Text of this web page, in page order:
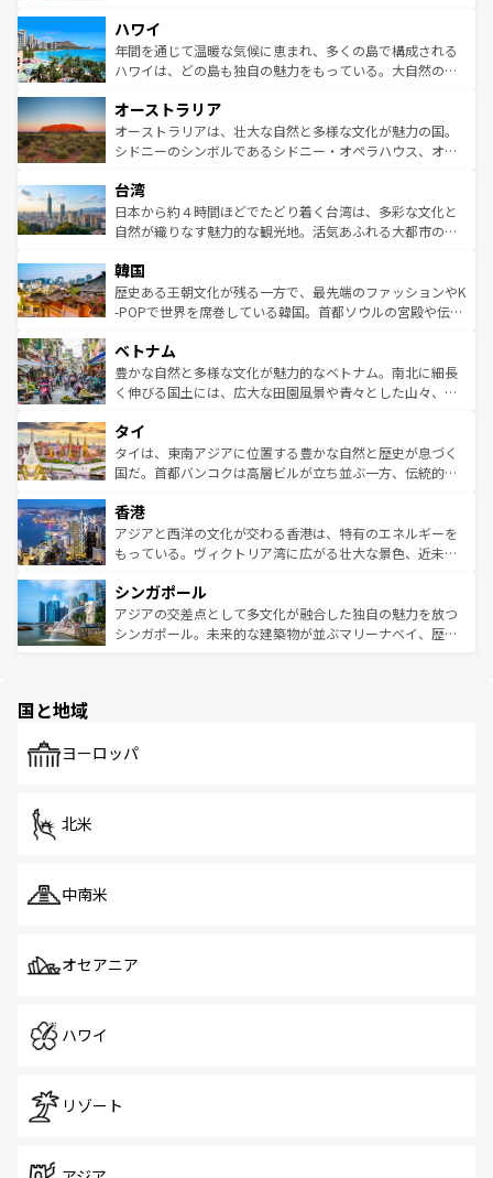
ば市内交通費無料で観光を楽しむこともできる。 なお、新
着のスイス情報はコンテンツ一覧 を参照してほしい。
のような巨大都市は、観光、ショッピング、エンターテイ
ンメントが詰まった刺激的なスポットだ。一方、アメリカ
西部には大自然が広がり、グランドキャニオンやイエロー
部のニューオーリンズでは、音楽と美食が融合した独特の
文化が魅力。旅行者はアメリカの各地域で異なる魅力を楽
しみながら、その多様性と豊かな歴史を感じることができ
ならではの贅沢な旅のスタイルだ。 なお、新着のアメリカ
情報はコンテンツ一覧を参照してほしい。
ハワイ
年間を通じて温暖な気候に恵まれ、多くの島で構成される
ハワイは、どの島も独自の魅力をもっている。大自然の神
ワイ島は見逃せない。また、定番の観光地といえばオアフ
島だが、静かな自然を求めるならマウイ島やカウアイ島が
おすすめ。エメラルドグリーンに輝く海をはじめ、豊かな
れるおもてなしの心で訪れる人々を迎えてくれるハワイの
人々、おいしいローカルフードやハワイアンミュージッ
ク、伝統的なフラダンスなど、すべてがハワイの魅力を彩
ワイを、存分に味わってほしい。 なお、新着のハワイ情報
はコンテンツ一覧を参照してほしい。
オーストラリア
オーストラリアは、壮大な自然と多様な文化が魅力の国。
シドニーのシンボルであるシドニー・オペラハウス、オー
リアリーフや大陸中央部にそびえるウルル（エアーズロッ
ク）、タスマニアの美しい原生林やケアンズの熱帯雨林な
ど、見どころがたくさん。また、カフェやワイン、オージ
いる。アクティビティも充実しており、サーフィンやダイ
ビング、ハイキングなど、アウトドア好きにはたまらな
い。オーストラリアの多彩な魅力を存分に味わいつくそ
参照してほしい。
台湾
日本から約４時間ほどでたどり着く台湾は、多彩な文化と
自然が織りなす魅力的な観光地。活気あふれる大都市の台
ン）、静ひつな山岳地帯である台湾東部など、都市の喧騒
と山間の静けさが共存しており、訪れる人に新しい発見と
驚きをもたらしてくれる。また、奥深い台湾の食文化も魅
容にもいいと評判のスイーツなど、バラエティ豊かな料理
が味わえる。 なお、新着の台湾情報は コンテンツ一覧を参
照してほしい。
韓国
歴史ある王朝文化が残る一方で、最先端のファッションやK
-POPで世界を席巻している韓国。首都ソウルの宮殿や伝統
き、地方に足を延ばせば四季折々の自然美を楽しむことが
できる。そして、キムチや焼肉、絶品のストリートフード
まで、さまざまな韓国料理が待っている。夜には、韓国な
リティに包まれながら、韓国の多彩な魅力を心ゆくまで味
わってみてほしい。 なお、新着の韓国情報はコンテンツ一
覧を参照してほしい。
ベトナム
豊かな自然と多様な文化が魅力的なベトナム。南北に細長
く伸びる国土には、広大な田園風景や青々とした山々、世
急速な発展と共に伝統が息づく。ハノイの古い町並みやホ
ーチミン市のフランス統治時代の建物も、独特の雰囲気を
醸し出している。また、バラエティの豊かさとおいしさで
とつ。フォーやバインミー、ベトナムコーヒーなどは、ぜ
ひ現地で味わいたい。どの地域を訪れてもあたたかい人々
が旅行者を迎えてくれるので、きっと忘れられない旅にな
参照してほしい。
タイ
タイは、東南アジアに位置する豊かな自然と歴史が息づく
国だ。首都バンコクは高層ビルが立ち並ぶ一方、伝統的な
の活気が交差している。北部ではチェンマイなどの山岳地
帯で自然と触れ合い、南部ではプーケットやクラビの美し
いビーチでリゾート気分を楽しむことができる。タイ料理
激する。気候は一年中温暖で、どの季節にも異なる楽しみ
が待っている。親しみやすいタイの人々、仏教を中心とし
た文化、そして多様な観光資源が、訪れる旅人を魅了し続
香港
アジアと西洋の文化が交わる香港は、特有のエネルギーを
もっている。ヴィクトリア湾に広がる壮大な景色、近未来
み、どこを訪れても感動するはず。観光スポットが密集し
ており、効率よく見どころを回れるのも魅力。息をのむよ
うな絶景から文化的な体験まで、香港を存分に楽しみ尽く
シンガポール
アジアの交差点として多文化が融合した独自の魅力を放つ
シンガポール。未来的な建築物が並ぶマリーナベイ、歴史
で、ホーカーズは地元の風情を楽しめる外せないスポット
国と地域
ヨーロッパ
北米
中南米
オセアニア
ハワイ
リゾート